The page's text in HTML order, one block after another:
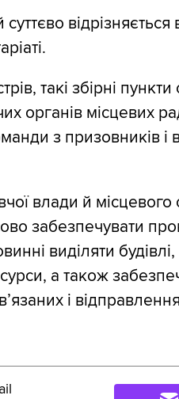
відрізняється
такі збірні
органів місцевих
з призовників і
влади й
забезпечувати
виділяти
а також
і